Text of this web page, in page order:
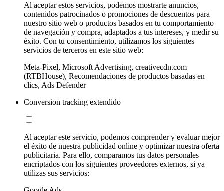
Al aceptar estos servicios, podemos mostrarte anuncios,
contenidos patrocinados o promociones de descuentos para
nuestro sitio web o productos basados en tu comportamiento
de navegación y compra, adaptados a tus intereses, y medir su
éxito. Con tu consentimiento, utilizamos los siguientes
servicios de terceros en este sitio web:
Meta-Pixel, Microsoft Advertising, creativecdn.com
(RTBHouse), Recomendaciones de productos basadas en
clics, Ads Defender
Conversion tracking extendido
Al aceptar este servicio, podemos comprender y evaluar mejor
el éxito de nuestra publicidad online y optimizar nuestra oferta
publicitaria. Para ello, comparamos tus datos personales
encriptados con los siguientes proveedores externos, si ya
utilizas sus servicios: